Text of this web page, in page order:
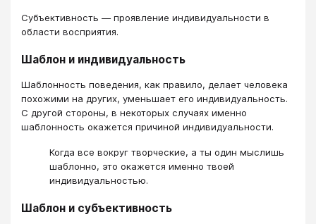
Субъективность ― проявление индивидуальности в
области восприятия.
Шаблон и индивидуальность
Шаблонность поведения, как правило, делает человека
похожими на других, уменьшает его индивидуальность.
С другой стороны, в некоторых случаях именно
шаблонность окажется причиной индивидуальности.
Когда все вокруг творческие, а ты один мыслишь
шаблонно, это окажется именно твоей
индивидуальностью.
Шаблон и субъективность